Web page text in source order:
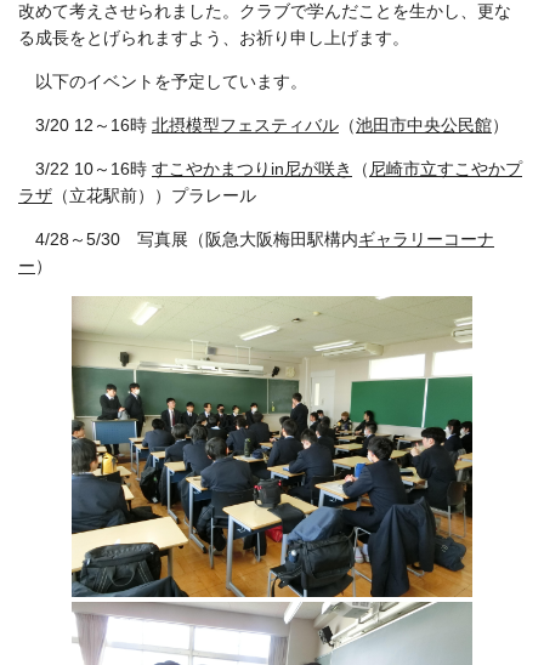
改めて考えさせられました。クラブで学んだことを生かし、更な
る成長をとげられますよう、お祈り申し上げます。
以下のイベントを予定しています。
3/20 12～16時 北摂模型フェスティバル （池田市中央公民館）
3/22 10～16時 すこやかまつりin尼が咲き （ 尼崎市立すこやかプ
ラザ （立花駅前））プラレール
4/28～5/30 写真展（阪急大阪梅田駅構内ギャラリーコーナ
ー）